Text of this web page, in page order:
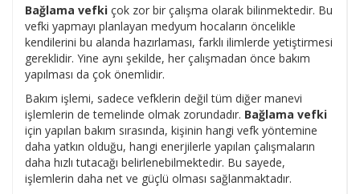
Bağlama vefki çok zor bir çalışma olarak bilinmektedir. Bu
vefki yapmayı planlayan medyum hocaların öncelikle
kendilerini bu alanda hazırlaması, farklı ilimlerde yetiştirmesi
gereklidir. Yine aynı şekilde, her çalışmadan önce bakım
yapılması da çok önemlidir.
Bakım işlemi, sadece vefklerin değil tüm diğer manevi
işlemlerin de temelinde olmak zorundadır. Bağlama vefki
için yapılan bakım sırasında, kişinin hangi vefk yöntemine
daha yatkın olduğu, hangi enerjilerle yapılan çalışmaların
daha hızlı tutacağı belirlenebilmektedir. Bu sayede,
işlemlerin daha net ve güçlü olması sağlanmaktadır.